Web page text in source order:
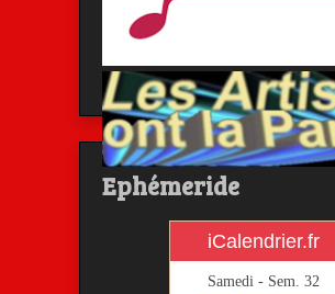
Ephémeride
iCalendrier.fr
Samedi - Sem. 32